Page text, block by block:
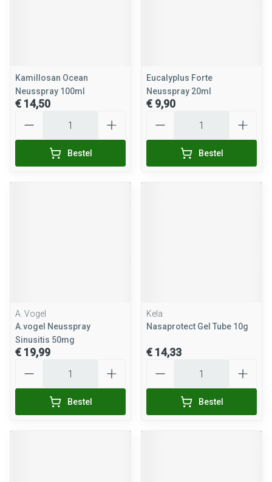
Kamillosan Ocean
Neusspray 100ml
€ 14,50
Bestel
Eucalyplus Forte
Neusspray 20ml
€ 9,90
Bestel
A. Vogel
A.vogel Neusspray
Sinusitis 50mg
€ 19,99
Bestel
Kela
Nasaprotect Gel Tube 10g
€ 14,33
Bestel